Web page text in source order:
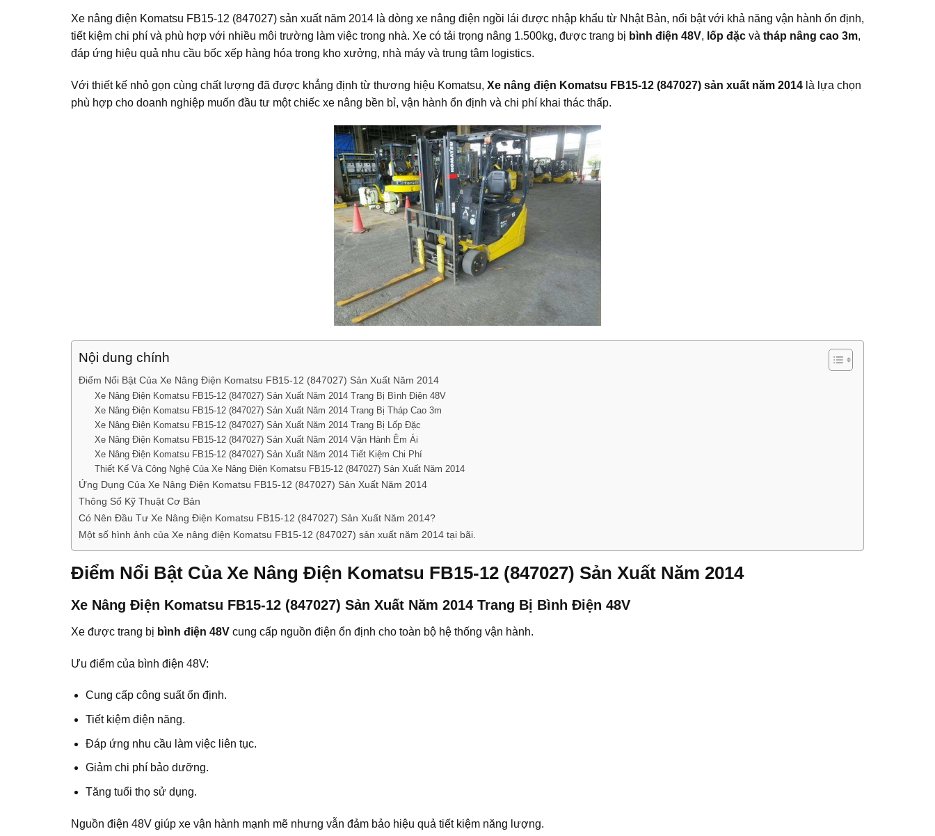
Xe nâng điện Komatsu FB15-12 (847027) sản xuất năm 2014 là dòng xe nâng điện ngồi lái được nhập khẩu từ Nhật Bản, nổi bật với khả năng vận hành ổn định,
tiết kiệm chi phí và phù hợp với nhiều môi trường làm việc trong nhà. Xe có tải trọng nâng 1.500kg, được trang bị bình điện 48V, lốp đặc và tháp nâng cao 3m,
đáp ứng hiệu quả nhu cầu bốc xếp hàng hóa trong kho xưởng, nhà máy và trung tâm logistics.
Với thiết kế nhỏ gọn cùng chất lượng đã được khẳng định từ thương hiệu Komatsu, Xe nâng điện Komatsu FB15-12 (847027) sản xuất năm 2014 là lựa chọn
phù hợp cho doanh nghiệp muốn đầu tư một chiếc xe nâng bền bỉ, vận hành ổn định và chi phí khai thác thấp.
Nội dung chính
Điểm Nổi Bật Của Xe Nâng Điện Komatsu FB15-12 (847027) Sản Xuất Năm 2014
Xe Nâng Điện Komatsu FB15-12 (847027) Sản Xuất Năm 2014 Trang Bị Bình Điện 48V
Xe Nâng Điện Komatsu FB15-12 (847027) Sản Xuất Năm 2014 Trang Bị Tháp Cao 3m
Xe Nâng Điện Komatsu FB15-12 (847027) Sản Xuất Năm 2014 Trang Bị Lốp Đặc
Xe Nâng Điện Komatsu FB15-12 (847027) Sản Xuất Năm 2014 Vận Hành Êm Ái
Xe Nâng Điện Komatsu FB15-12 (847027) Sản Xuất Năm 2014 Tiết Kiệm Chi Phí
Thiết Kế Và Công Nghệ Của Xe Nâng Điện Komatsu FB15-12 (847027) Sản Xuất Năm 2014
Ứng Dụng Của Xe Nâng Điện Komatsu FB15-12 (847027) Sản Xuất Năm 2014
Thông Số Kỹ Thuật Cơ Bản
Có Nên Đầu Tư Xe Nâng Điện Komatsu FB15-12 (847027) Sản Xuất Năm 2014?
Một số hình ảnh của Xe nâng điện Komatsu FB15-12 (847027) sản xuất năm 2014 tại bãi.
Điểm Nổi Bật Của Xe Nâng Điện Komatsu FB15-12 (847027) Sản Xuất Năm 2014
Xe Nâng Điện Komatsu FB15-12 (847027) Sản Xuất Năm 2014 Trang Bị Bình Điện 48V
Xe được trang bị bình điện 48V cung cấp nguồn điện ổn định cho toàn bộ hệ thống vận hành.
Ưu điểm của bình điện 48V:
Cung cấp công suất ổn định.
Tiết kiệm điện năng.
Đáp ứng nhu cầu làm việc liên tục.
Giảm chi phí bảo dưỡng.
Tăng tuổi thọ sử dụng.
Nguồn điện 48V giúp xe vận hành mạnh mẽ nhưng vẫn đảm bảo hiệu quả tiết kiệm năng lượng.